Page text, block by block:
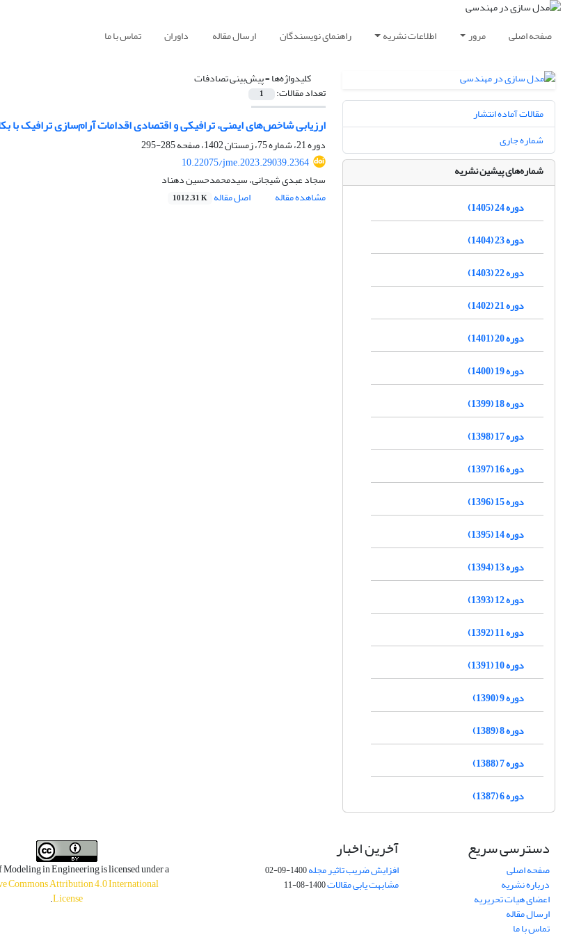
صفحه اصلی مرور اطلاعات نشریه راهنمای نویسندگان ارسال مقاله داوران تماس با ما
کلیدواژه‌ها =پیش‌بینی تصادفات
تعداد مقالات: 1
ارزیابی شاخص‌های ایمنی، ترافیکی و اقتصادی اقدامات آرام‌سازی ترافیک
دوره 21، شماره 75، زمستان 1402، صفحه
285-295
10.22075/jme.2023.29039.2364
سجاد عبدی شیجانی، سیدمحمدحسین دهناد
مشاهده مقاله
اصل مقاله 1012.31 K
مقالات آماده انتشار
شماره جاری
شماره‌های پیشین نشریه
دوره 24 (1405)
دوره 23 (1404)
دوره 22 (1403)
دوره 21 (1402)
دوره 20 (1401)
دوره 19 (1400)
دوره 18 (1399)
دوره 17 (1398)
دوره 16 (1397)
دوره 15 (1396)
دوره 14 (1395)
دوره 13 (1394)
دوره 12 (1393)
دوره 11 (1392)
دوره 10 (1391)
دوره 9 (1390)
دوره 8 (1389)
دوره 7 (1388)
دوره 6 (1387)
دسترسی سریع
صفحه اصلی
درباره نشریه
اعضای هیات تحریریه
ارسال مقاله
تماس با ما
آخرین اخبار
افزایش ضریب تاثیر مجله1400-09-02
مشابهت یابی مقالات1400-08-11
in Engineering is licensed under a
Commons Attribution 4.0 International
License
.